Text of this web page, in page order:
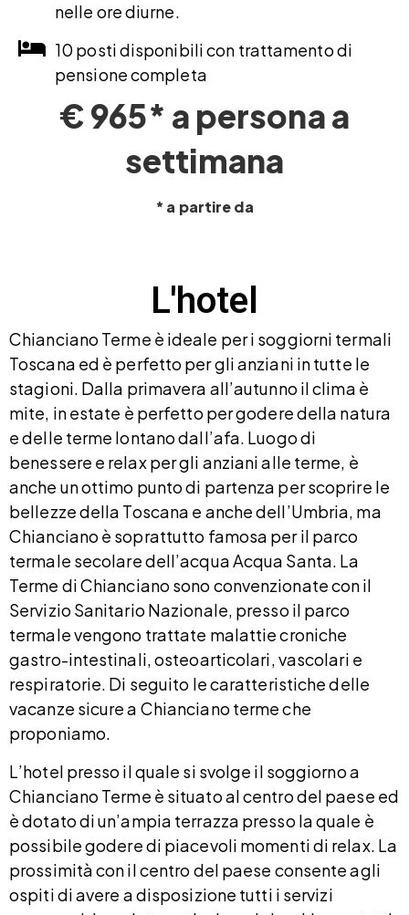
nelle ore diurne.
10 posti disponibili con trattamento di
pensione completa
€ 965* a persona a
settimana
* a partire da
L'hotel
Chianciano Terme è ideale per i soggiorni termali
Toscana ed è perfetto per gli anziani in tutte le
stagioni. Dalla primavera all’autunno il clima è
mite, in estate è perfetto per godere della natura
e delle terme lontano dall’afa. Luogo di
benessere e relax per gli anziani alle terme, è
anche un ottimo punto di partenza per scoprire le
bellezze della Toscana e anche dell’Umbria, ma
Chianciano è soprattutto famosa per il parco
termale secolare dell’acqua Acqua Santa. La
Terme di Chianciano sono convenzionate con il
Servizio Sanitario Nazionale, presso il parco
termale vengono trattate malattie croniche
gastro-intestinali, osteoarticolari, vascolari e
respiratorie. Di seguito le caratteristiche delle
vacanze sicure a Chianciano terme che
proponiamo.
L’hotel presso il quale si svolge il soggiorno a
Chianciano Terme è situato al centro del paese ed
è dotato di un’ampia terrazza presso la quale è
possibile godere di piacevoli momenti di relax. La
prossimità con il centro del paese consente agli
ospiti di avere a disposizione tutti i servizi